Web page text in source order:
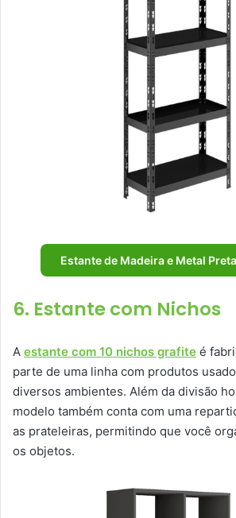
Estante de Madeira e Metal
6. Estante com Nichos
A estante com 10 nichos grafite é
parte de uma linha com produtos
diversos ambientes. Além da divisão
modelo também conta com uma
as prateleiras, permitindo que você
os objetos.